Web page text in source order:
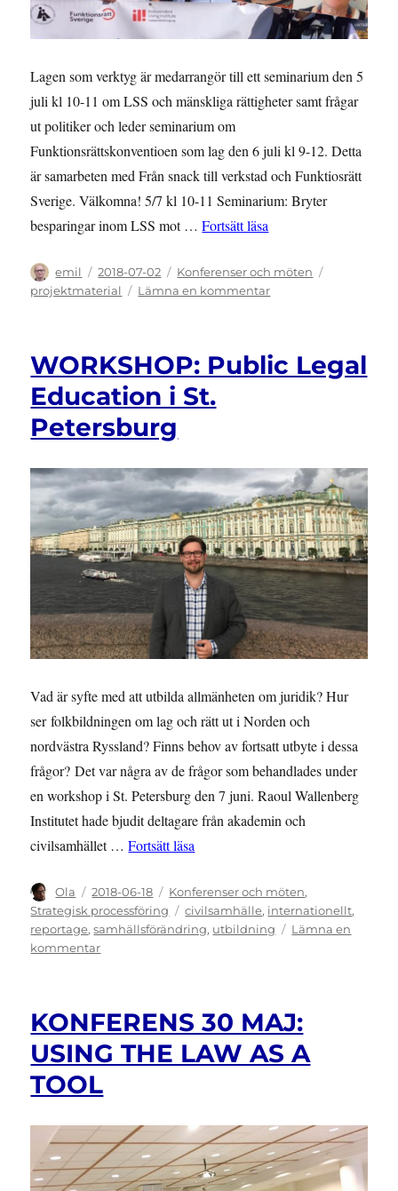
Lagen som verktyg är medarrangör till ett seminarium den 5
juli kl 10-11 om LSS och mänskliga rättigheter samt frågar
ut politiker och leder seminarium om
Funktionsrättskonventioen som lag den 6 juli kl 9-12. Detta
är samarbeten med Från snack till verkstad och Funktiosrätt
Sverige. Välkomna! 5/7 kl 10-11 Seminarium: Bryter
besparingar inom LSS mot …Fortsätt läsa
Författare
emil
Publicerat
den
2018-07-02 Kategorier
Konferenser och möten
projektmaterial
Lämna en kommentartill
som
WORKSHOP: Public Legal
Education i St.
Petersburg
Vad är syfte med att utbilda allmänheten om juridik? Hur
ser folkbildningen om lag och rätt ut i Norden och
nordvästra Ryssland? Finns behov av fortsatt utbyte i dessa
frågor? Det var några av de frågor som behandlades under
en workshop i St. Petersburg den 7 juni. Raoul Wallenberg
Institutet hade bjudit deltagare från akademin och
civilsamhället …Fortsätt läsa
Författare
Ola
Publicerat
den
2018-06-18 Kategorier
Konferenser och möten,
Strategisk processföring
Etiketter
civilsamhälle, internationellt,
reportage,samhällsförändring, utbildning
Lämna en
kommentartill
Education
St.
KONFERENS 30 MAJ:
USING THE LAW AS A
TOOL